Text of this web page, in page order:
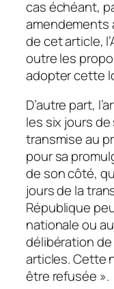
cas échéant,
amendements
de cet article,
outre les
adopter cette
D’autre part,
les six jours
transmise au
pour sa
de son côté,
jours de la
République
nationale ou
délibération
articles. Cette
être refusée ».